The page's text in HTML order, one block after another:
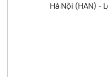
Hà Nội (HAN) -